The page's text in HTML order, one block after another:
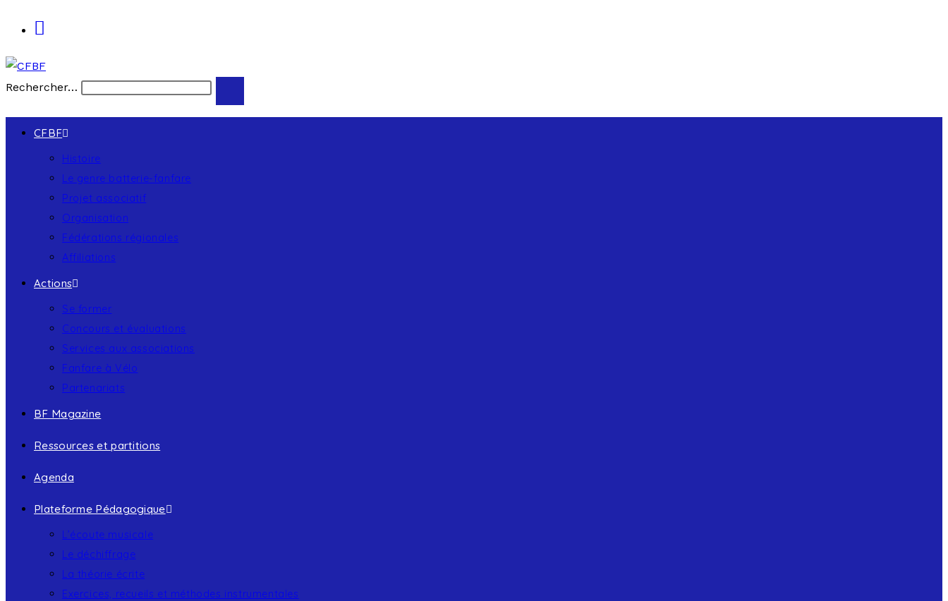
Rechercher…
CFBF
Histoire
Le genre batterie-fanfare
Projet associatif
Organisation
Fédérations régionales
Affiliations
Actions
Se former
Concours et évaluations
Services aux associations
Fanfare à Vélo
Partenariats
BF Magazine
Ressources et partitions
Agenda
Plateforme Pédagogique
L’écoute musicale
Le déchiffrage
La théorie écrite
Exercices, recueils et méthodes instrumentales